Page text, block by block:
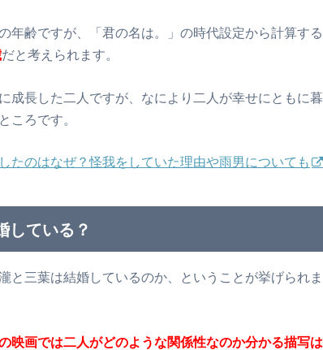
年齢ですが、「君の名は。」の時代設定から計算する
だと考えられます。
成長した二人ですが、なにより二人が幸せにともに暮
ころです。
たのはなぜ？怪我をしていた理由や雨男についても
している？
と三葉は結婚しているのか、ということが挙げられま
映画では二人がどのような関係性なのか分かる描写は